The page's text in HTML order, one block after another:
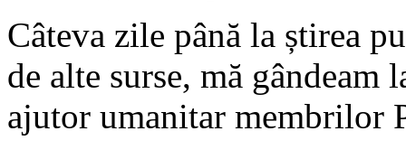
Câteva zile până la știrea
de alte surse, mă
ajutor umanitar membrilor